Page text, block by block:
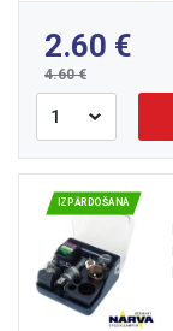
2.60
4.60
IZPĀRDOŠANA